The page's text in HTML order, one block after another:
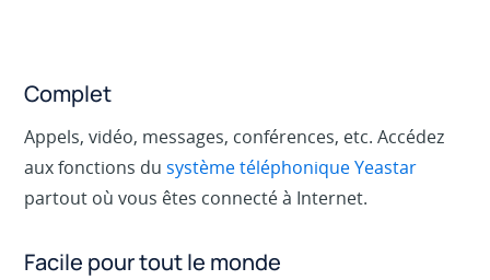
Complet
Appels, vidéo, messages, conférences, etc. Accédez
aux fonctions dusystème téléphonique Yeastar
partout où vous êtes connecté à Internet.
Facile pour tout le monde